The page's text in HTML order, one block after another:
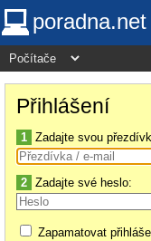
poradna.net
Přihlášení
1 Zadajte svou
2 Zadajte své heslo:
Zapamatovat